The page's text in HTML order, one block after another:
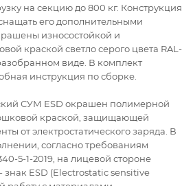
на секцию до 800 кг. Конструкция
его дополнительными
износостойкой и
краской светло серого цвета RAL-
виде. В комплект
инструкция по сборке.
СУМ ESD окрашен полимерной
краской, защищающей
от электростатического заряда. В
согласно требованиям
5-1-2019, на лицевой стороне
ESD (Electrostatic sensitive